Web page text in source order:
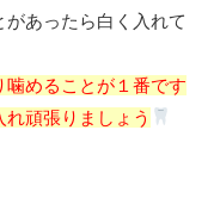
あったら白く入れて
めることが１番です
頑張りましょう